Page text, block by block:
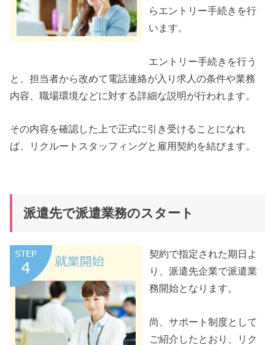
らエントリー手続きを行
います。
エントリー手続きを行う
と、担当者から改めて電話連絡が入り求人の条件や業務
内容、職場環境などに対する詳細な説明が行われます。
その内容を確認した上で正式に引き受けることになれ
ば、リクルートスタッフィングと雇用契約を結びます。
派遣先で派遣業務のスタート
契約で指定された期日よ
り、派遣先企業で派遣業
務開始となります。
尚、サポート制度として
ご紹介したとおり、リク